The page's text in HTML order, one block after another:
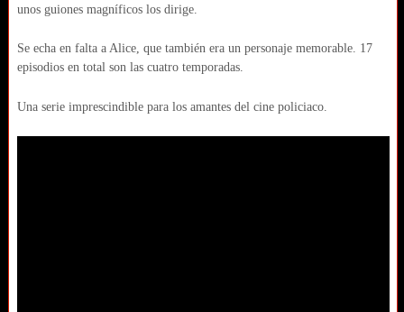
unos guiones magníficos los dirige.
Se echa en falta a Alice, que también era un personaje memorable. 17
episodios en total son las cuatro temporadas.
Una serie imprescindible para los amantes del cine policiaco.